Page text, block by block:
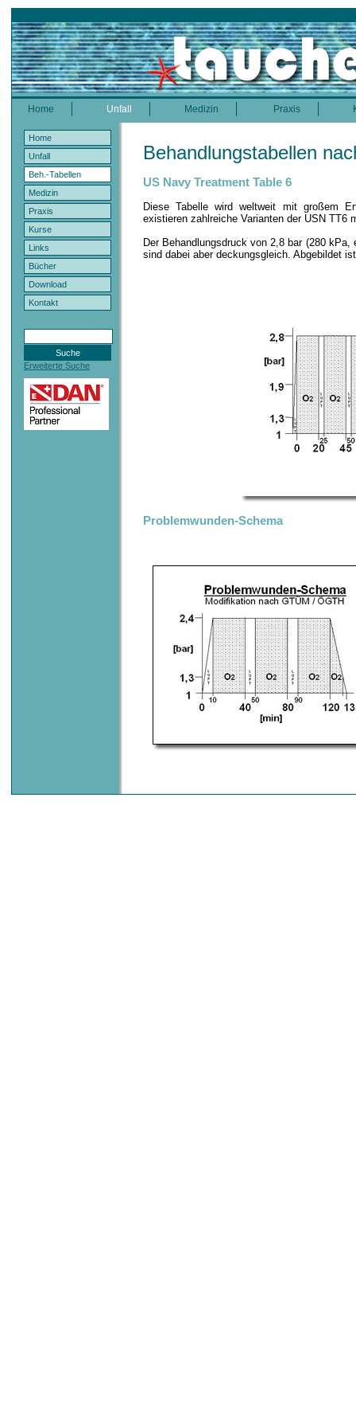
Home Unfall Medizin Praxis
Home
Unfall
Beh.-Tabellen
Medizin
Praxis
Kurse
Links
Bücher
Download
Kontakt
Erweiterte Suche
Behandlungstabellen
US Navy Treatment Table 6
Diese Tabelle wird weltweit mit großem
existieren zahlreiche Varianten der USN TT6
Der Behandlungsdruck von 2,8 bar (280
sind dabei aber deckungsgleich. Abgebildet
Problemwunden-Schema